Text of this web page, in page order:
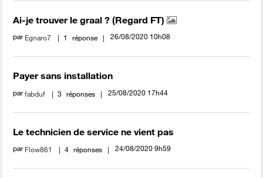
Ai-je trouver le graal ? (Regard FT)
par Egnaro7 1 réponse ‎26/08/2020 10h08
Payer sans installation
parfabduf 3 réponses ‎25/08/2020 17h44
Le technicien de service ne vient pas
par Flow861 4 réponses ‎24/08/2020 9h59